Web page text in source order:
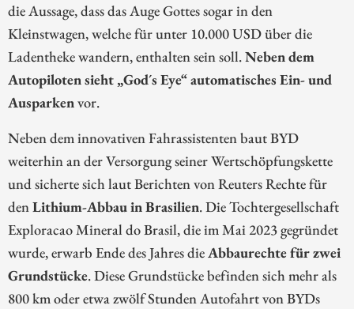
die Aussage, dass das Auge Gottes sogar in den
Kleinstwagen, welche für unter 10.000 USD über die
Ladentheke wandern, enthalten sein soll.Neben dem
Autopiloten sieht „God´s Eye“ automatisches Ein- und
Ausparkenvor.
Neben dem innovativen Fahrassistenten baut BYD
weiterhin an der Versorgung seiner Wertschöpfungskette
und sicherte sich laut Berichten von Reuters Rechte für
denLithium-Abbau in Brasilien. Die Tochtergesellschaft
Exploracao Mineral do Brasil, die im Mai 2023 gegründet
wurde, erwarb Ende des Jahres dieAbbaurechte für zwei
Grundstücke. Diese Grundstücke befinden sich mehr als
800 km oder etwa zwölf Stunden Autofahrt von BYDs